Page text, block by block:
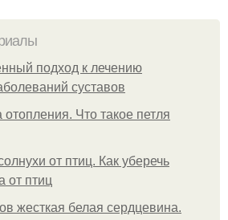
подход к лечению
суставов
Что такое петля
от птиц. Как уберечь
от птиц
жесткая белая сердцевина.